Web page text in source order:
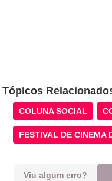
Tópicos
COLUNA SOCIAL
FESTIVAL DE CINEMA
Viu algum erro?